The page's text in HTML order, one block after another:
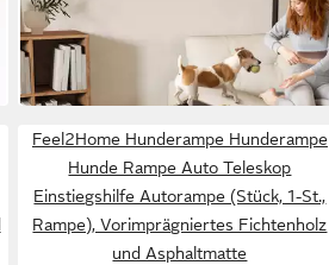
Hunde bis 20 kg
61,99 €
-33%
in 2-3 Werktagen bei dir
Feel2Home Hunderampe Hunderampe
Hunde Rampe Auto Teleskop
Einstiegshilfe Autorampe (Stück, 1-St.,
Rampe), Vorimprägniertes Fichtenholz
und Asphaltmatte